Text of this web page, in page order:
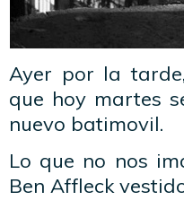
Ayer por la
que hoy martes
nuevo batimovil.
Lo que no nos
Ben Affleck